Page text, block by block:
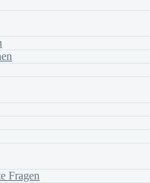
Fragen